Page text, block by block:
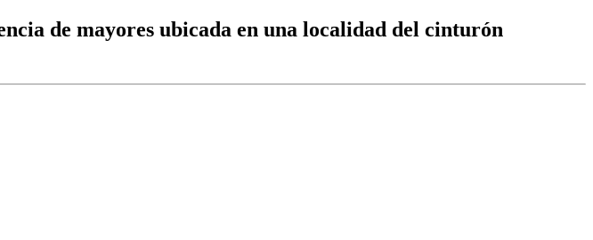
de mayores ubicada en una localidad del cinturón